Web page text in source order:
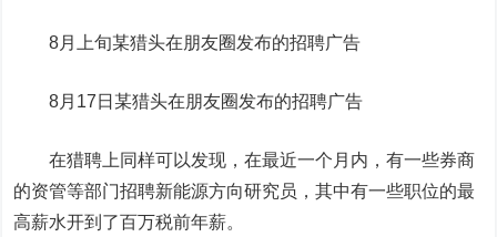
8月上旬某猎头在朋友圈发布的招聘广告
8月17日某猎头在朋友圈发布的招聘广告
在猎聘上同样可以发现，在最近一个月内，有一些券商
的资管等部门招聘新能源方向研究员，其中有一些职位的最
高薪水开到了百万税前年薪。